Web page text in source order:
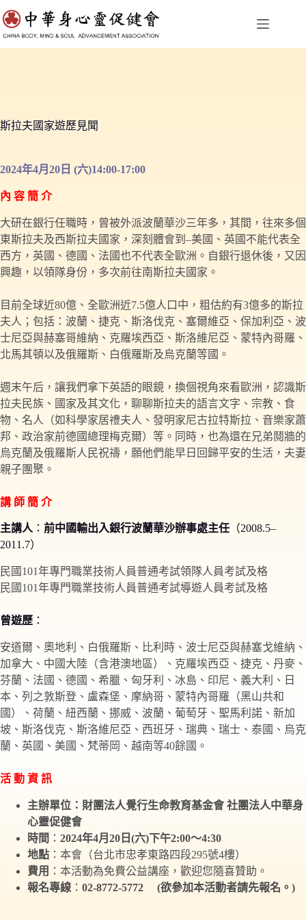
跳
至
主
斯拉夫國家遊歷見聞
2024年4月20日 (六)14:00-17:00
內 容 簡 介
大研在銀行任職時，曾被外派波蘭華沙三年多，其間，往來多個
東斯拉夫及西斯拉夫國家，深刻體會到–美國、英國不能代表全
西方，英國、德國、法國也不代表全歐洲。自銀行退休後，又因
興趣，以領隊身份，多次前往南斯拉夫國家。
目前全球近80億、全歐洲近7.5億人口中，粗估約有3億多的斯拉
夫人；包括：波蘭、捷克、斯洛伐克、塞爾維亞、保加利亞、波
士尼亞與赫塞哥維納、克羅埃西亞、斯洛維尼亞、蒙特內哥羅、
北馬其頓以及俄羅斯、白俄羅斯及烏克蘭等國。
週末午后，讓我們拿下英語的眼鏡，換個視角來看歐洲，認識斯
拉夫民族、國家及其文化，聊聊斯拉夫的語言文字、宗教、食
物、名人（如科學家居禮夫人、發明家尼古拉特斯拉、音樂家蕭
邦、政治家前德國總理梅克爾）等。同時，也為還在兄弟鬩牆的
烏克蘭及俄羅斯人民祝禱，願他們能早日回歸平安的生活，夫妻
親子團聚。
講 師 簡 介
主講人 ： 前中國輸出入銀行波蘭華沙辦事處主任 （2008.5–
2011.7）
民國101年專門職業技術人員普通考試領隊人員考試及格
民國101年專門職業技術人員普通考試導遊人員考試及格
曾遊歷 ：
安道爾、奧地利、白俄羅斯、比利時、波士尼亞與赫塞戈維納、
加拿大、中國大陸（含港澳地區）、克羅埃西亞、捷克、丹麥、
芬蘭、法國、德國、希臘、匈牙利、冰島、印尼、義大利、日
本、列之敦斯登、盧森堡、摩納哥、蒙特內哥羅（黑山共和
國）、荷蘭、紐西蘭、挪威、波蘭、葡萄牙、聖馬利諾、新加
坡、斯洛伐克、斯洛維尼亞、西班牙、瑞典、瑞士、泰國、烏克
蘭、英國、美國、梵蒂岡、越南等40餘國。
活 動 資 訊
主辦單位：財團法人覺行生命教育基金會 社團法人中華身
心靈促健會
時間 ： 2024年4月20日(六)下午2:00～4:30
地點 ：本會（台北市忠孝東路四段295號4樓）
費用 ：本活動為免費公益講座，歡迎您隨喜贊助。
報名專線 ： 02-8772-5772 (欲參加本活動者請先報名。)